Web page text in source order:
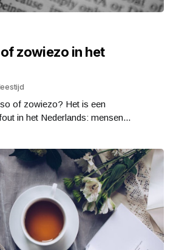
zowiezo in het
of zowiezo? Het is een
in het Nederlands: mensen...